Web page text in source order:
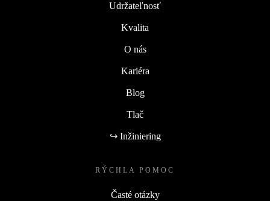
Udržateľnosť
Kvalita
O nás
Kariéra
Blog
Tlač
↪ Inžiniering
RÝCHLA POMOC
Časté otázky